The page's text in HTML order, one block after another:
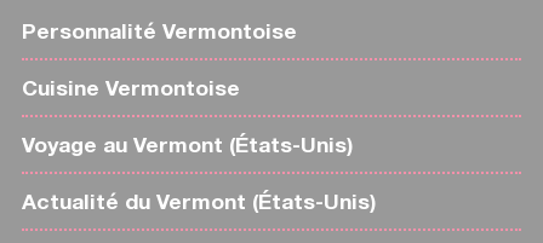
Personnalité Vermontoise
Cuisine Vermontoise
Voyage au Vermont (États-Unis)
Actualité du Vermont (États-Unis)